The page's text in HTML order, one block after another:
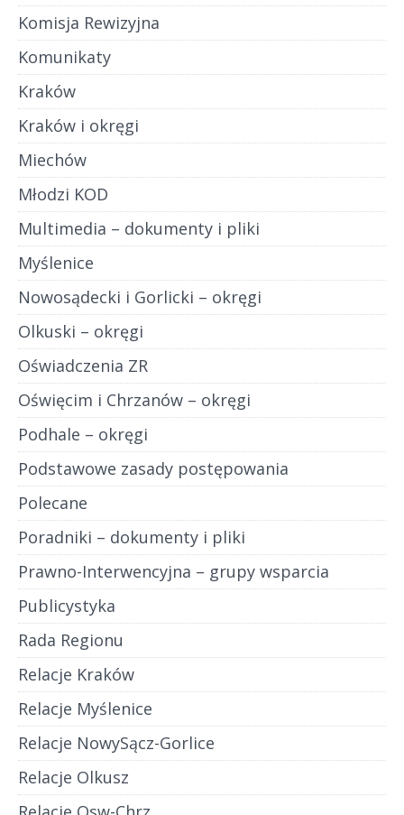
Komisja Rewizyjna
Komunikaty
Kraków
Kraków i okręgi
Miechów
Młodzi KOD
Multimedia – dokumenty i pliki
Myślenice
Nowosądecki i Gorlicki – okręgi
Olkuski – okręgi
Oświadczenia ZR
Oświęcim i Chrzanów – okręgi
Podhale – okręgi
Podstawowe zasady postępowania
Polecane
Poradniki – dokumenty i pliki
Prawno-Interwencyjna – grupy wsparcia
Publicystyka
Rada Regionu
Relacje Kraków
Relacje Myślenice
Relacje NowySącz-Gorlice
Relacje Olkusz